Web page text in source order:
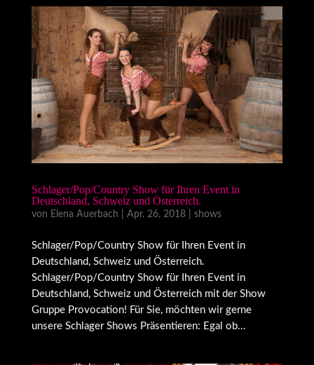
Schlager/Pop/Country Show für Ihren Event in
Deutschland, Schweiz und Österreich.
von Elena Auerbach Apr. 26, 2018| shows
Schlager/Pop/Country Show für Ihren Event in
Deutschland, Schweiz und Österreich.
Schlager/Pop/Country Show für Ihren Event in
Deutschland, Schweiz und Österreich mit der Show
Gruppe Provocation! Für Sie, möchten wir gerne
unsere Schlager Shows Präsentieren: Egal ob...